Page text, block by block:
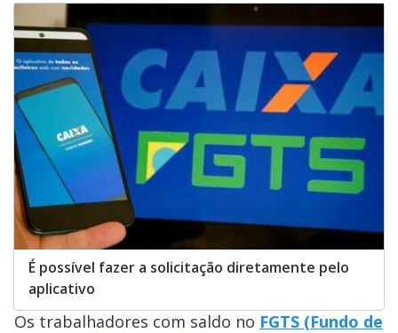
É possível fazer a solicitação diretamente pelo
aplicativo
Os trabalhadores com saldo no FGTS (Fundo de